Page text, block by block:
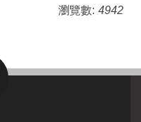
瀏覽數: 4942